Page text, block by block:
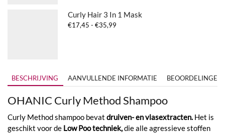
Curly Hair 3 In 1 Mask
€17,45 - €35,99
BESCHRIJVING AANVULLENDE INFORMATIE BEOORDELINGEN
OHANIC Curly Method Shampoo
Curly Method shampoo bevat druiven- en vlasextracten. Het is
geschikt voor de Low Poo techniek,die alle agressieve stoffen